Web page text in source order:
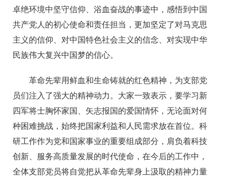
卓绝环境中坚守信仰、浴血奋战的事迹中，感悟到中国
共产党人的初心使命和责任担当，更加坚定了对马克思
主义的信仰、对中国特色社会主义的信念、对实现中华
民族伟大复兴中国梦的信心。
革命先辈用鲜血和生命铸就的红色精神，为支部党
员们注入了强大的精神动力。大家一致表示，要学习新
四军将士胸怀家国、矢志报国的爱国情怀，无论面对何
种困难挑战，始终把国家利益和人民需求放在首位。科
研工作作为党和国家事业的重要组成部分，肩负着科技
创新、服务高质量发展的时代使命，在今后的工作中，
全体支部党员将自觉把从革命先辈身上汲取的精神力量